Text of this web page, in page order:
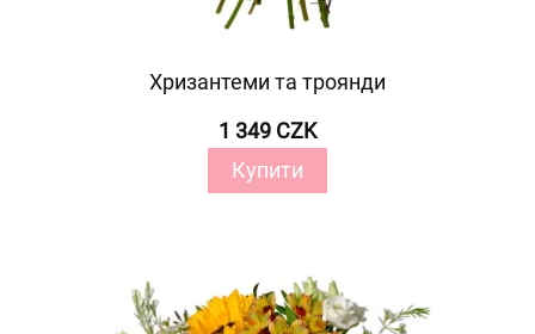
Хризантеми та троянди
1 349 CZK
Купити